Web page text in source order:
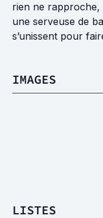
rien ne rapproche,
une serveuse de
s’unissent pour
IMAGES
LISTES